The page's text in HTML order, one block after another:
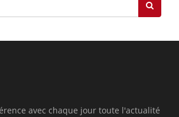
avec chaque jour toute l'actualité